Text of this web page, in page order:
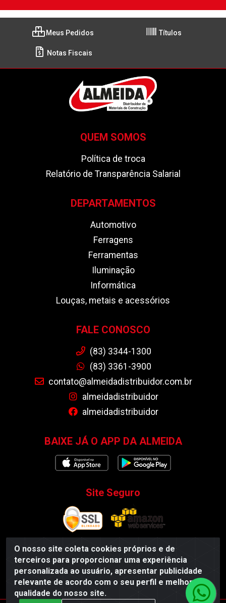
O nosso site coleta cookies próprios e de
terceiros para proporcionar uma experiência
personalizada ao usuário, apresentar publicidade
relevante de acordo com o seu perfil e melhorar a
qualidade do nosso site.
Meus Pedidos Títulos
Notas Fiscais
QUEM SOMOS
Política de troca
Relatório de Transparência Salarial
DEPARTAMENTOS
Automotivo
Ferragens
Ferramentas
Iluminação
Informática
Louças, metais e acessórios
FALE CONOSCO
(83) 3344-1300
(83) 3361-3900
contato@almeidadistribuidor.com.br
almeidadistribuidor
almeidadistribuidor
BAIXE JÁ O APP DA ALMEIDA
Site Seguro
Almeida Distribuidor - Rodovia BR 104, S/N, Centro -
Esperança/PB - CEP 58135-000 - CNPJ 35.419.548/0001-55